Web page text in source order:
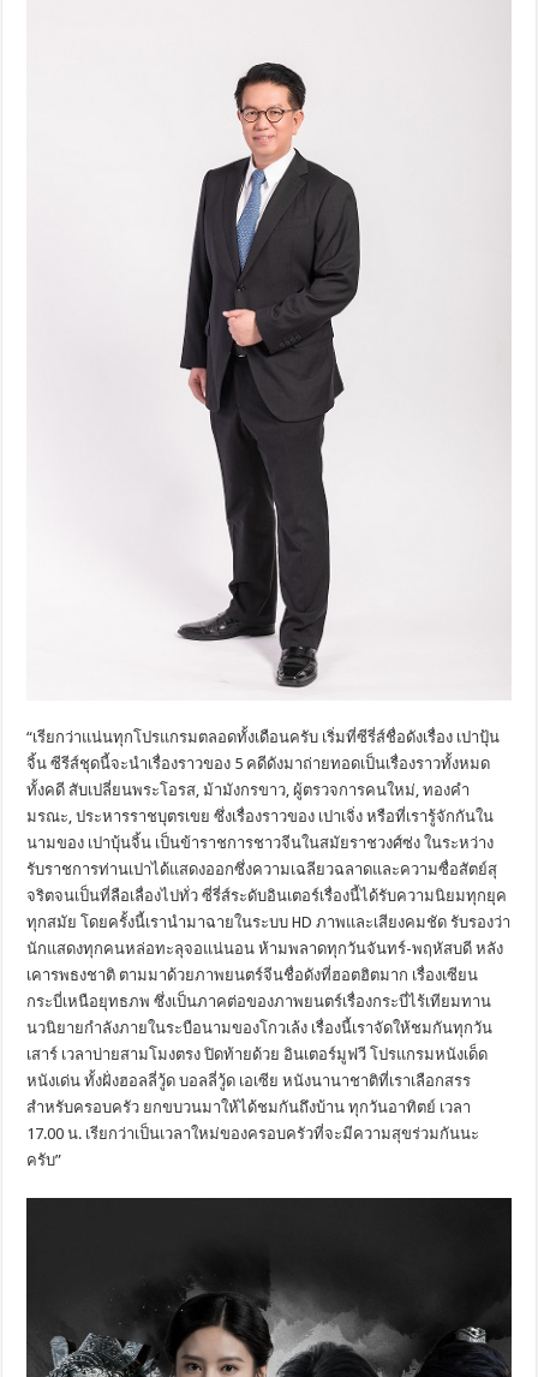
“เรียกว่าแน่นทุกโปรแกรมตลอดทั้งเดือนครับ เริ่มที่ซีรี่ส์ชื่อดังเรื่อง เปาปุ้น
จิ้น ซีรีส์ชุดนี้จะนำเรื่องราวของ 5 คดีดังมาถ่ายทอดเป็นเรื่องราวทั้งหมด
ทั้งคดี สับเปลี่ยนพระโอรส, ม้ามังกรขาว, ผู้ตรวจการคนใหม่, ทองคำ
มรณะ, ประหารราชบุตรเขย ซึ่งเรื่องราวของ เปาเจิ่ง หรือที่เรารู้จักกันใน
นามของ เปาบุ้นจิ้น เป็นข้าราชการชาวจีนในสมัยราชวงศ์ซ่ง ในระหว่าง
รับราชการท่านเปาได้แสดงออกซึ่งความเฉลียวฉลาดและความซื่อสัตย์สุ
จริตจนเป็นที่ลือเลื่องไปทั่ว ซี่รี่ส์ระดับอินเตอร์เรื่องนี้ได้รับความนิยมทุกยุค
ทุกสมัย โดยครั้งนี้เรานำมาฉายในระบบHDภาพและเสียงคมชัด รับรองว่า
นักแสดงทุกคนหล่อทะลุจอแน่นอน ห้ามพลาดทุกวันจันทร์-พฤหัสบดี หลัง
เคารพธงชาติ ตามมาด้วยภาพยนตร์จีนชื่อดังที่ฮอตฮิตมาก เรื่องเซียน
กระบี่เหนือยุทธภพ ซึ่งเป็นภาคต่อของภาพยนตร์เรื่องกระบี่ไร้เทียมทาน
นวนิยายกำลังภายในระบือนามของโกวเล้ง เรื่องนี้เราจัดให้ชมกันทุกวัน
เสาร์ เวลาบ่ายสามโมงตรง ปิดท้ายด้วย อินเตอร์มูฟวี โปรแกรมหนังเด็ด
หนังเด่น ทั้งฝั่งฮอลลี่วู้ด บอลลี่วู้ด เอเซีย หนังนานาชาติที่เราเลือกสรร
สำหรับครอบครัว ยกขบวนมาให้ได้ชมกันถึงบ้าน ทุกวันอาทิตย์ เวลา
17.00 น. เรียกว่าเป็นเวลาใหม่ของครอบครัวที่จะมีความสุขร่วมกันนะ
ครับ”